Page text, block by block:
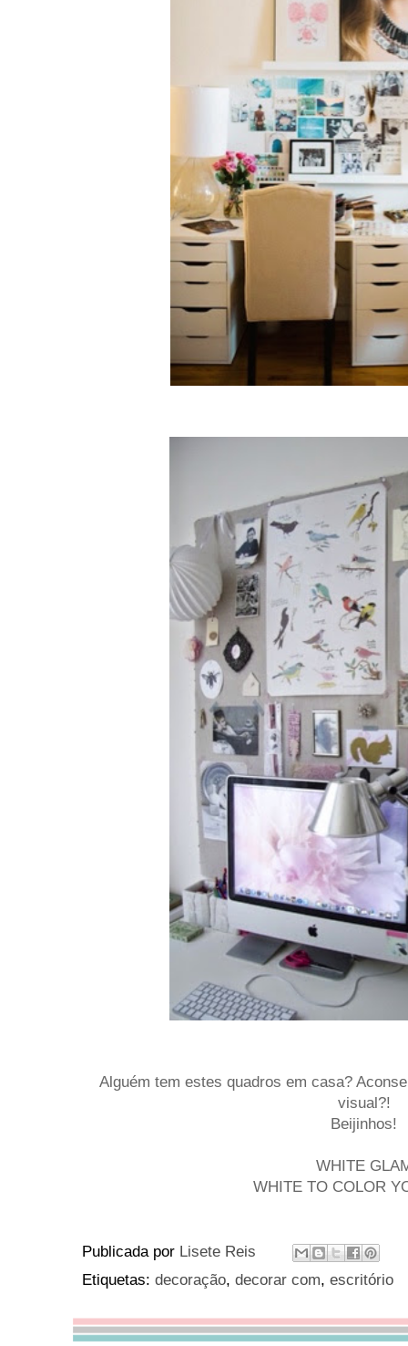
Alguém tem estes quadros em casa?
visual?!
Beijinhos!
WHITE
WHITE TO COLOR
Publicada por Lisete Reis
Etiquetas: decoração, decorar com, escritório